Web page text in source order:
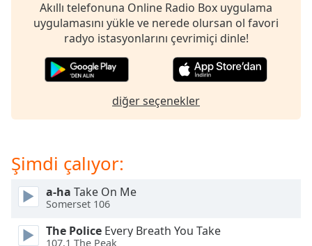
subtitles
settings
subtitles
,
Audio
Picture-
in-
Picture
Fullscreen
This
Akıllı telefonuna Online Radio Box uygulama
uygulamasını yükle ve nerede olursan ol favori
radyo istasyonlarını çevrimiçi dinle!
diğer seçenekler
Şimdi çalıyor:
a-ha Take On Me
Somerset 106
The Police Every Breath You Take
107.1 The Peak